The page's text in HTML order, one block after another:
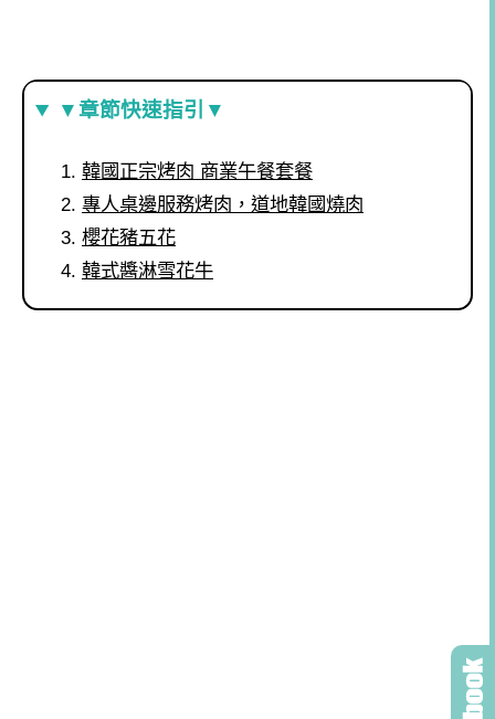
▼章節快速指引▼
韓國正宗烤肉 商業午餐套餐
專人桌邊服務烤肉，道地韓國燒肉
櫻花豬五花
韓式醬淋雪花牛